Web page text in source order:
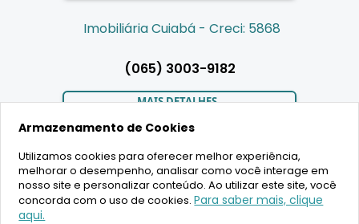
Imobiliária Cuiabá - Creci: 5868
(065) 3003-9182
MAIS DETALHES
LIGAMOS PARA VOCÊ
Armazenamento de Cookies
Utilizamos cookies para oferecer melhor experiência,
melhorar o desempenho, analisar como você interage em
nosso site e personalizar conteúdo. Ao utilizar este site, você
concorda com o uso de cookies.Para saber mais, clique
aqui.